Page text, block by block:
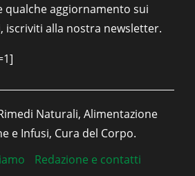
qualche aggiornamento sui
iscriviti alla nostra newsletter.
Naturali, Alimentazione
e Infusi, Cura del Corpo.
Redazione e contatti